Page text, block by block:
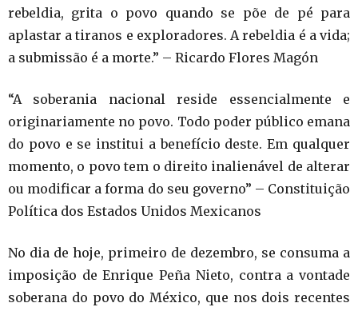
rebeldia, grita o povo quando se põe de pé para
aplastar a tiranos e exploradores. A rebeldia é a vida;
a submissão é a morte.” – Ricardo Flores Magón
“A soberania nacional reside essencialmente e
originariamente no povo. Todo poder público emana
do povo e se institui a benefício deste. Em qualquer
momento, o povo tem o direito inalienável de alterar
ou modificar a forma do seu governo” – Constituição
Política dos Estados Unidos Mexicanos
No dia de hoje, primeiro de dezembro, se consuma a
imposição de Enrique Peña Nieto, contra a vontade
soberana do povo do México, que nos dois recentes